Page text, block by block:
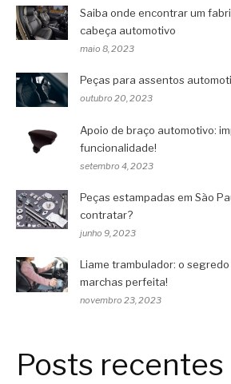
Saiba onde encontrar um
cabeça automotivo
maio 8, 2023
Peças para assentos
outubro 20, 2023
Apoio de braço automotivo:
funcionalidade!
setembro 4, 2023
Peças estampadas em São
contratar?
junho 9, 2023
Liame trambulador: o
marchas perfeita!
novembro 23, 2023
Posts recentes